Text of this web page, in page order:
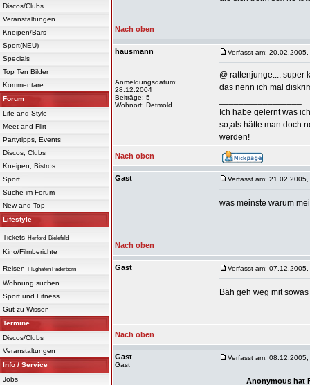
Discos/Clubs
Veranstaltungen
Kneipen/Bars
Sport(NEU)
Specials
Top Ten Bilder
Kommentare
Forum
Life and Style
Meet and Flirt
Partytipps, Events
Discos, Clubs
Kneipen, Bistros
Sport
Suche im Forum
New and Top
Lifestyle
Tickets Herford Bielefeld
Kino/Filmberichte
Reisen Flughafen Paderborn
Wohnung suchen
Sport und Fitness
Gut zu Wissen
Termine
Discos/Clubs
Veranstaltungen
Info / Service
Jobs
Nach oben
hausmann
Anmeldungsdatum:
28.12.2004
Beiträge: 5
Wohnort: Detmold
Verfasst am:
@ rattenjunge.... super
das nenn ich mal
Ich habe gelernt was
so,als hätte man doch
werden!
Nach oben
Gast Verfasst am:
was meinste warum
Nach oben
Gast Verfasst am:
Bäh geh weg mit sowas
Nach oben
Gast
Gast
Verfasst am:
Anonymous hat